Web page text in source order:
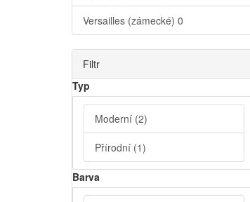
Versailles (zámecké) 0
Filtr
Typ
Moderní (2)
Přírodní (1)
Barva